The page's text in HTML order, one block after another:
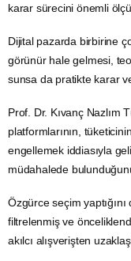
karar sürecini önemli
Dijital pazarda birbirine
görünür hale gelmesi,
sunsa da pratikte karar
Prof. Dr. Kıvanç Nazlım
platformlarının,
engellemek iddiasıyla
müdahalede
Özgürceseçim
filtrelenmiş ve
akılcı alışverişten